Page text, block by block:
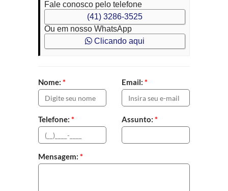
Fale conosco pelo telefone
(41) 3286-3525
Ou em nosso WhatsApp
Clicando aqui
Nome: * Email: *
Telefone: * Assunto: *
Mensagem: *